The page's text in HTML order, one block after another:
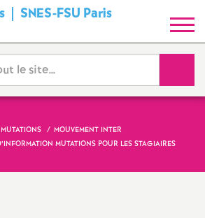
SNES-FSU ParisS
y
n
d
i
MUTATIONS
MOUVEMENT INTER
MUTATIONS POUR LES STAGIAIRES